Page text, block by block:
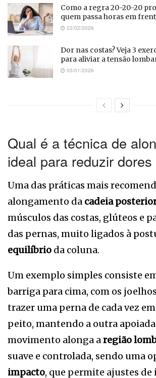
Como a regra 20-20-20
quem passa horas em
22/02/2026
Dor nas costas? Veja 3
para aliviar a tensão
03/01/2026
Qual é a técnica de
ideal para reduzir
Uma das práticas mais
alongamento da cadeia
músculos das costas, glúteos e
das pernas, muito ligados à
equilíbrio da coluna.
Um exemplo simples consiste
barriga para cima, com os
trazer uma perna de cada vez
peito, mantendo a outra apoiada
movimento alonga aregião
suave e controlada, sendo uma
impacto, que permite ajustes